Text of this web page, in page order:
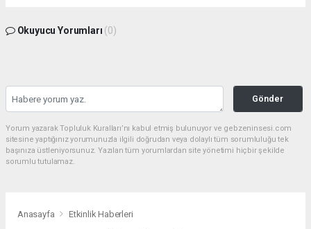
Okuyucu Yorumları (0)
Gönder
Yorum yazarak Topluluk Kuralları’nı kabul etmiş bulunuyor ve gebzeninsesi.com
sitesine yaptığınız yorumunuzla ilgili doğrudan veya dolaylı tüm sorumluluğu tek
başınıza üstleniyorsunuz. Yazılan tüm yorumlardan site yönetimi hiçbir şekilde
sorumlu tutulamaz.
Anasayfa Etkinlik Haberleri